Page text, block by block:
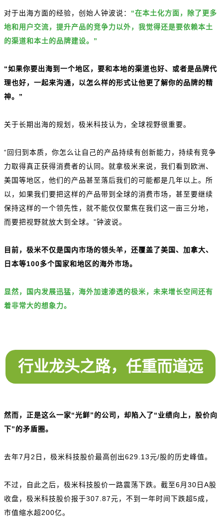
对于出海方面的经验，创始人钟波说： “在本土化方面，除了更多
地和用户交流，提升产品的竞争力以外，我觉得还是要依赖本土
的渠道和本土的品牌建设。”
“如果你要出海到一个地区，要和本地的渠道也好、或者是品牌代
理也好，一起来沟通，以怎么样的形式让他更了解你的品牌的精
神。”
关于长期出海的规划，极米科技认为，全球视野很重要。
“回归到本质，你怎么让自己的产品持续有创新能力，持续有竞争
力取得真正获得消费者的认同。就拿极米来说，我们看到欧洲、
美国等地区，他们的产品甚至落后我们的可能都是几年以上。所
以，如果我们要把这样的产品带到全球的消费市场，甚至要继续
保持这样的一个领先性，就不能仅仅聚焦在我们这一亩三分地，
而要把视野就放大到全球。”钟波说。
目前，极米不仅是国内市场的领头羊，还覆盖了美国、加拿大、
日本等100多个国家和地区的海外市场。
显然，国内发展迅猛，海外加速渗透的极米，未来增长空间还有
着非常大的想象力。
行业龙头之路，任重而道远
然而，正是这么一家“光鲜”的公司，却陷入了“业绩向上，股价向
下”的矛盾圈。
去年7月2日，极米科技股价最高创出629.13元/股的历史峰值。
不过，自此之后，极米科技股价一路震荡下跌。截至6月30日A股
收盘，极米科技股价报于307.87元，不到一年时间下跌超5成，
市值缩水超200亿。